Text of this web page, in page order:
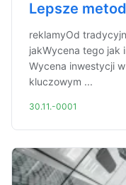
Lepsze
reklamyOd
jakWycena tego jak
Wycena inwestycji
kluczowym ...
30.11.-0001